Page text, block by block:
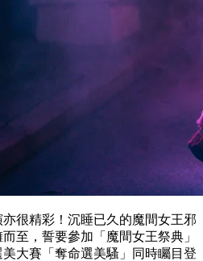
很精彩！沉睡已久的魔間女王邪
至，誓要參加「魔間女王祭典」
大賽「奪命選美騷」同時矚目登